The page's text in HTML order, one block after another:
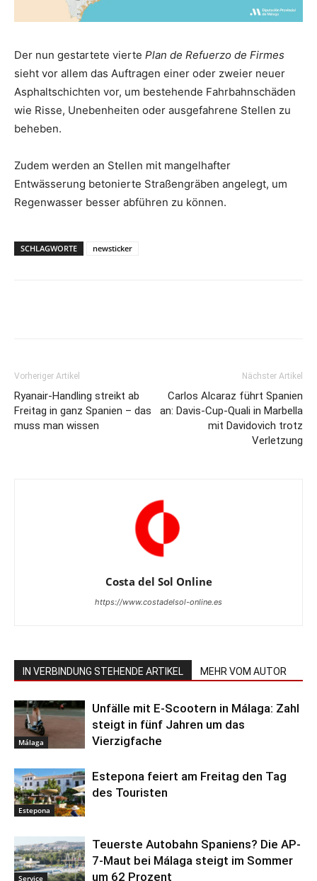
Der nun gestartete vierte Plan de Refuerzo de Firmes
sieht vor allem das Auftragen einer oder zweier neuer
Asphaltschichten vor, um bestehende Fahrbahnschäden
wie Risse, Unebenheiten oder ausgefahrene Stellen zu
beheben.
Zudem werden an Stellen mit mangelhafter
Entwässerung betonierte Straßengräben angelegt, um
Regenwasser besser abführen zu können.
SCHLAGWORTE newsticker
Vorheriger Artikel
Ryanair-Handling streikt ab
Freitag in ganz Spanien – das
muss man wissen
Nächster Artikel
Carlos Alcaraz führt Spanien
an: Davis-Cup-Quali in Marbella
mit Davidovich trotz
Verletzung
Costa del Sol Online
https://www.costadelsol-online.es
IN VERBINDUNG STEHENDE ARTIKEL MEHR VOM AUTOR
Málaga
Unfälle mit E-Scootern in Málaga: Zahl
steigt in fünf Jahren um das
Vierzigfache
Estepona
Estepona feiert am Freitag den Tag
des Touristen
Service
Teuerste Autobahn Spaniens? Die AP-
7-Maut bei Málaga steigt im Sommer
um 62 Prozent